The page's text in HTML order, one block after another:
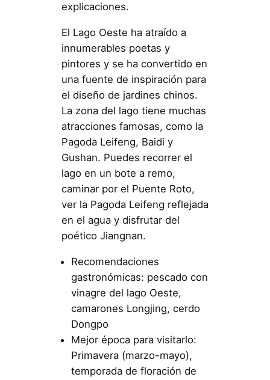
explicaciones.
El Lago Oeste ha atraído a
innumerables poetas y
pintores y se ha convertido en
una fuente de inspiración para
el diseño de jardines chinos.
La zona del lago tiene muchas
atracciones famosas, como la
Pagoda Leifeng, Baidi y
Gushan. Puedes recorrer el
lago en un bote a remo,
caminar por el Puente Roto,
ver la Pagoda Leifeng reflejada
en el agua y disfrutar del
poético Jiangnan.
Recomendaciones
gastronómicas: pescado con
vinagre del lago Oeste,
camarones Longjing, cerdo
Dongpo
Mejor época para visitarlo:
Primavera (marzo-mayo),
temporada de floración de